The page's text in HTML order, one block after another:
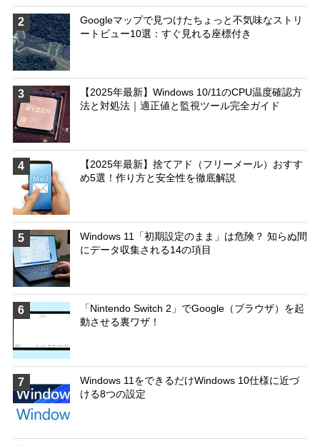
2
Googleマップで見つけたちょっと不気味なストリ
ートビュー10選：すぐ見れる座標付き
3
【2025年最新】Windows 10/11のCPU温度確認方
法と対処法｜適正値と監視ツール完全ガイド
4
【2025年最新】捨てアド（フリーメール）おすす
め5選！作り方と安全性を徹底解説
5
Windows 11「初期設定のまま」は危険？ 知らぬ間
にデータ収集される14の項目
6
「Nintendo Switch 2」でGoogle（ブラウザ）を起
動させる裏ワザ！
7
Windows 11をできるだけWindows 10仕様に近づ
ける8つの設定